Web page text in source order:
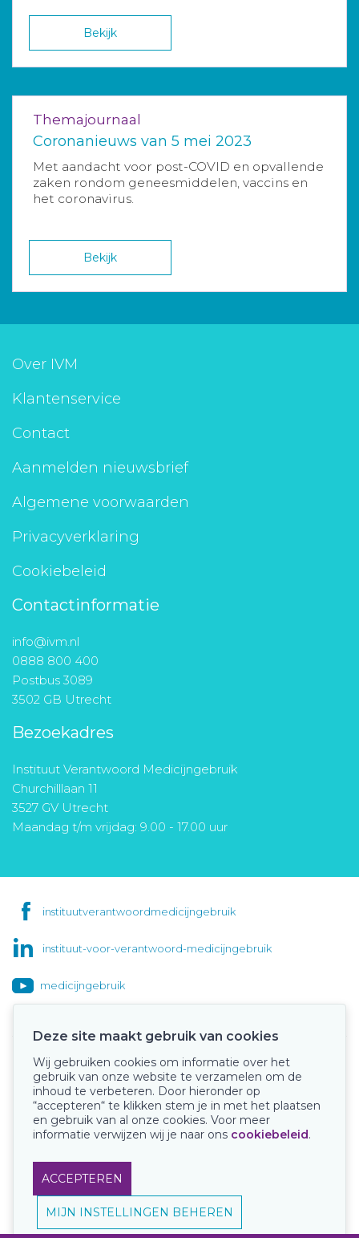
Bekijk
Themajournaal
Coronanieuws van 5 mei 2023
Met aandacht voor post-COVID en opvallende
zaken rondom geneesmiddelen, vaccins en
het coronavirus.
Bekijk
Over IVM
Klantenservice
Contact
Aanmelden nieuwsbrief
Algemene voorwaarden
Privacyverklaring
Cookiebeleid
Contactinformatie
info@ivm.nl
0888 800 400
Postbus 3089
3502 GB Utrecht
Bezoekadres
Instituut Verantwoord Medicijngebruik
Churchilllaan 11
3527 GV Utrecht
Maandag t/m vrijdag: 9.00 - 17.00 uur
instituutverantwoordmedicijngebruik
instituut-voor-verantwoord-medicijngebruik
medicijngebruik
Onze keurmerken
Deze site maakt gebruik van cookies
Wij gebruiken cookies om informatie over het
gebruik van onze website te verzamelen om de
inhoud te verbeteren. Door hieronder op
“accepteren“ te klikken stem je in met het plaatsen
en gebruik van al onze cookies. Voor meer
informatie verwijzen wij je naar ons cookiebeleid.
ACCEPTEREN
MIJN INSTELLINGEN BEHEREN